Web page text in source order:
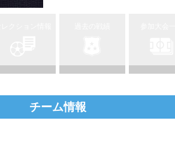
チーム情報